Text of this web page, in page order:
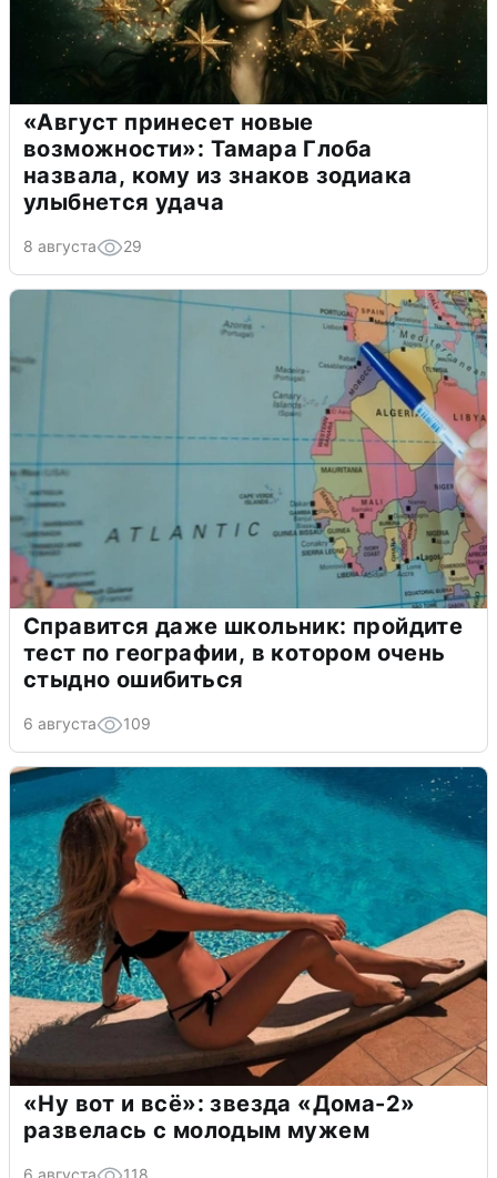
«Август принесет новые
возможности»: Тамара Глоба
назвала, кому из знаков зодиака
улыбнется удача
8 августа 29
Справится даже школьник: пройдите
тест по географии, в котором очень
стыдно ошибиться
6 августа 109
«Ну вот и всё»: звезда «Дома-2»
развелась с молодым мужем
6 августа 118